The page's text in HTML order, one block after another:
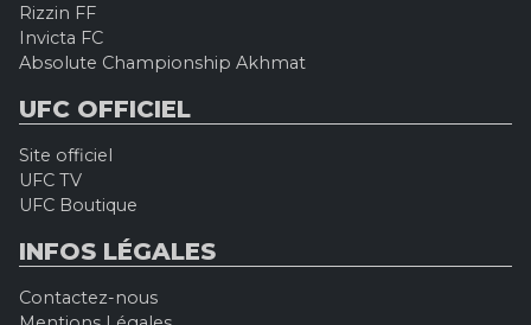
Rizzin FF
Invicta FC
Absolute Championship Akhmat
UFC OFFICIEL
Site officiel
UFC TV
UFC Boutique
INFOS LÉGALES
Contactez-nous